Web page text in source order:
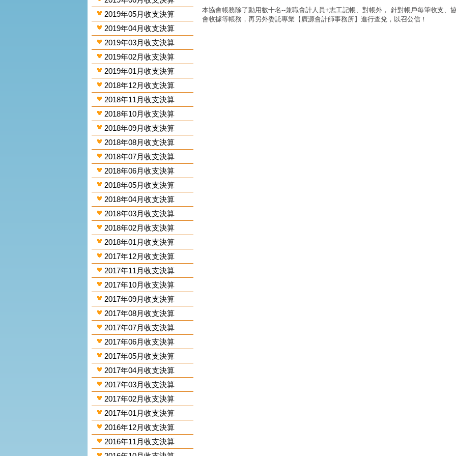
2019年05月收支決算
2019年04月收支決算
2019年03月收支決算
2019年02月收支決算
2019年01月收支決算
2018年12月收支決算
2018年11月收支決算
2018年10月收支決算
2018年09月收支決算
2018年08月收支決算
2018年07月收支決算
2018年06月收支決算
2018年05月收支決算
2018年04月收支決算
2018年03月收支決算
2018年02月收支決算
2018年01月收支決算
2017年12月收支決算
2017年11月收支決算
2017年10月收支決算
2017年09月收支決算
2017年08月收支決算
2017年07月收支決算
2017年06月收支決算
2017年05月收支決算
2017年04月收支決算
2017年03月收支決算
2017年02月收支決算
2017年01月收支決算
2016年12月收支決算
2016年11月收支決算
本協會帳務除了動用數十名--兼職會計人員+志工記帳、對帳外， 針對帳戶每筆收支、
會收據等帳務，再另外委託專業【廣源會計師事務所】進行查兌，以召公信！